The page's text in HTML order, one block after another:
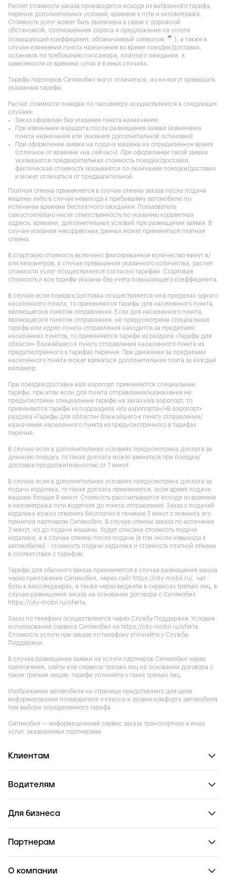
Расчет стоимости заказа производится исходя из выбранного тарифа,
перечня дополнительных условий, времени в пути и километража.
Стоимость услуг может быть увеличена в связи с дорожной
обстановкой, соотношением спроса и предложения на услуги
(повышающий коэффициент, обозначаемый символом
), а также в
случае изменения пункта назначения во время поездки/доставки,
остановок по требованию пассажира, платного ожидания, в
зависимости от времени суток и в иных случаях.
Тарифы партнеров Ситимобил могут отличаться, но не могут превышать
указанные тарифы.
Расчет стоимости поездки по таксометру осуществляется в следующих
случаях:
Заказ оформлен без указания пункта назначения;
При изменении маршрута после размещения заявки (изменение
пункта назначения или указания дополнительной остановки);
При оформлении заявки на подачу машины на определенное время
(отличное от времени «на сейчас»). При оформлении такой заявки
указывается предварительная стоимость поездки/доставки,
фактическая стоимость указывается по окончании поездки/доставки
и может отличаться от предварительной.
Платная отмена применяется в случае отмены заказа после подачи
машины либо в случае невыхода к прибывшему автомобилю по
истечении времени бесплатного ожидания. Пользователь
самостоятельно несет ответственность по указанию корректных
адреса, времени, дополнительных условий при размещении заявки. В
случае указания некорректных данных может применяться платная
отмена.
В стартовую стоимость включено фиксированное количество минут и/
или километров, в случае превышения указанного количества, расчет
стоимости услуг осуществляется согласно тарифам. Стартовая
стоимость и все тарифы указаны без учета повышающего коэффициента.
В случае если поездка/доставка осуществляется не в пределах одного
населенного пункта, то применяются тарифы для населенного пункта,
являющегося пунктом отправления. Если для населенного пункта,
являющегося пунктом отправления, не предусмотрены специальные
тарифы или адрес пункта отправления находится за пределами
населенных пунктов, то применяются тарифы из раздела «Тарифы для
области» ближайшего к пункту отправления населенного пункта из
предусмотренного в тарифах перечня. При движении за пределами
населенного пункта может взиматься дополнительная плата за каждый
километр.
При поездке/доставке из/в аэропорт применяются специальные
тарифы, при этом если для пункта отправления/назначения не
предусмотрены специальные тарифы на заказ из/в аэропорт, то
применяются тарифы из подраздела «Из аэропорта»/«В аэропорт»
раздела «Тарифы для области» ближайшего к пункту отправления/
назначения населенного пункта из предусмотренного в тарифах
перечня.
В случае если в дополнительных условиях предусмотрена доплата за
длинную поездку, то такая доплата может взиматься при поездке/
доставке продолжительностью от 7 минут.
В случае если в дополнительных условиях предусмотрена доплата за
подачу издалека, то такая доплата применяется, если время подачи
машины больше 9 минут. Стоимость рассчитывается исходя из времени
и километража пути водителя до пункта отправления. Заказ с подачей
издалека можно отменить бесплатно в течение 3 минут с момента его
принятия партнером Ситимобил. В случае отмены заказа по истечении
3 минут, но до подачи машины, будет списана стоимость подачи
издалека, а в случае отмены после подачи (в том числе невыхода к
автомобилю) - стоимость подачи издалека и стоимость платной отмены
в соответствии с тарифом.
Тарифы для обычного заказа применяются в случае размещения заказа
через приложение Ситимобил, через сайт https://city-mobil.ru/ , чат-
боты в мессенджерах, а также через виджеты в сервисах третьих лиц, в
случае размещения заказа на основании договора с Ситимобил
https://city-mobil.ru/oferta.
Заказ по телефону осуществляется через Службу Поддержки. Условия
использования сервиса Ситимобил на https://city-mobil.ru/oferta.
Стоимость услуги при заказе по телефону уточняйте у Службы
Поддержки.
В случае размещения заявки на услуги партнеров Ситимобил через
приложения, сайты или сервисы третьих лиц на основании договора с
таким третьим лицом, тарифы уточняйте у таких третьих лиц.
Изображение автомобиля на странице представлено для цели
информирования пользователя о классе и уровне комфорта автомобиля
при выборе определенного тарифа.
Ситимобил — информационный сервис заказа транспортных и иных
услуг, оказываемых партнерами.
Клиентам
Водителям
Для бизнеса
Партнерам
О компании